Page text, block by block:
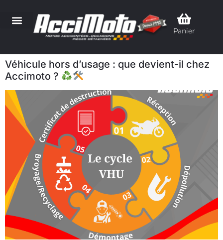
Panier
Véhicule hors d’usage : que devient-il chez
Accimoto ?